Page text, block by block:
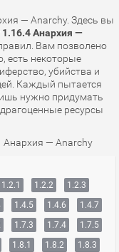
— Anarchy. Здесь вы
Анархия —
Вам позволено
есть некоторые
убийства и
Каждый пытается
нужно придумать
ресурсы
Анархия — Anarchy
1.2.1 1.2.2
1.2.3
1.4.5 1.4.6
1.4.7
1.7.3 1.7.4
1.7.5
1.8.1 1.8.2
1.8.3